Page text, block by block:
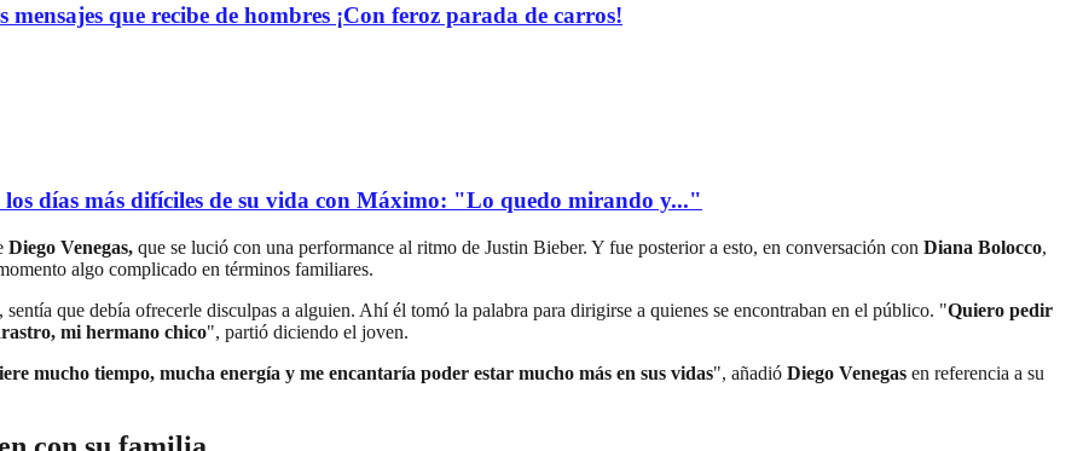
que recibe de hombres ¡Con feroz parada de carros!
días más difíciles de su vida con Máximo: "Lo quedo mirando y..."
Diego Venegas, que se lució con una performance al ritmo de Justin Bieber. Y fue posterior a esto, en conversación con Diana Bolocco,
algo complicado en términos familiares.
que debía ofrecerle disculpas a alguien. Ahí él tomó la palabra para dirigirse a quienes se encontraban en el público. "Quiero pedir
mi hermano chico", partió diciendo el joven.
mucho tiempo, mucha energía y me encantaría poder estar mucho más en sus vidas", añadió Diego Venegas en referencia a su